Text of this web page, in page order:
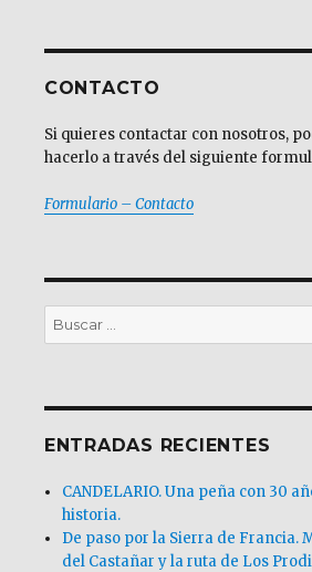
CONTACTO
Si quieres contactar con nosotros,
hacerlo a través del siguiente
Formulario – Contacto
Buscar
por:
ENTRADAS RECIENTES
CANDELARIO. Una peña con 30
historia.
De paso por la Sierra de Francia.
del Castañar y la ruta de Los